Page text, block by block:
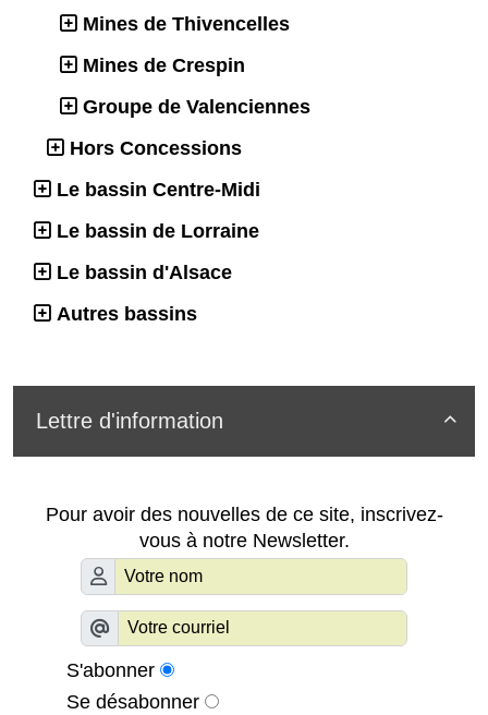
Mines de Thivencelles
Mines de Crespin
Groupe de Valenciennes
Hors Concessions
Le bassin Centre-Midi
Le bassin de Lorraine
Le bassin d'Alsace
Autres bassins

Lettre d'information
Pour avoir des nouvelles de ce site, inscrivez-
vous à notre Newsletter.
S'abonner
Se désabonner